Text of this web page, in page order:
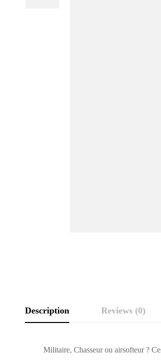
Description Reviews (0)
Militaire, Chasseur ou airsofteur ?